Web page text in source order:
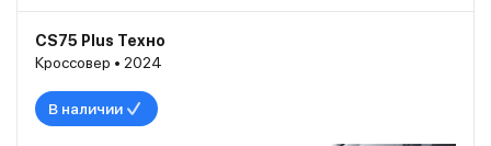
CS75 Plus Техно
Кроссовер • 2024
В наличии